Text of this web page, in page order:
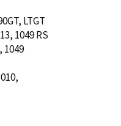
LTGT
1049 RS
1049